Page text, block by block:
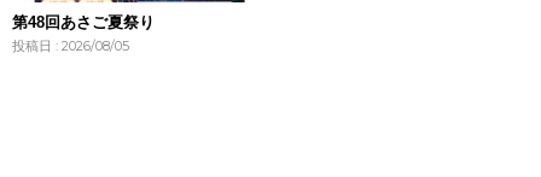
第48回あさご夏祭り
投稿日 : 2026/08/05